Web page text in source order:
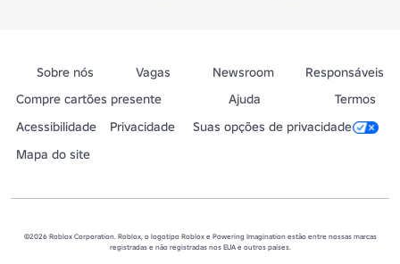
Sobre nós Vagas Newsroom
Responsáveis
Compre cartões presente
Ajuda
Termos
Acessibilidade
Privacidade
Suas opções de privacidade
Mapa do site
©2026 Roblox Corporation. Roblox, o logotipo Roblox e Powering Imagination estão entre nossas marcas
registradas e não registradas nos EUA e outros países.